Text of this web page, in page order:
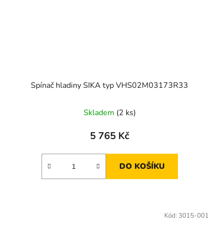
Spínač hladiny SIKA typ VHS02M03173R33
Skladem (2 ks)
5 765 Kč
DO KOŠÍKU
Kód: 3015-001